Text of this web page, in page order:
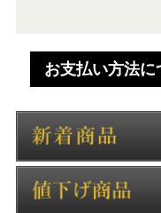
お支払い方法に